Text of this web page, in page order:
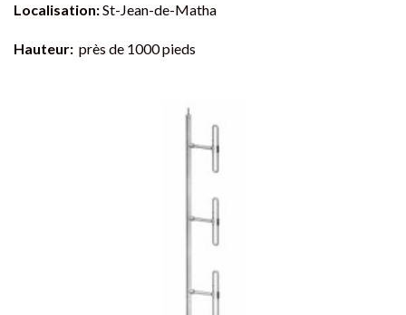
Localisation:St-Jean-de-Matha
Hauteur: près de 1000 pieds